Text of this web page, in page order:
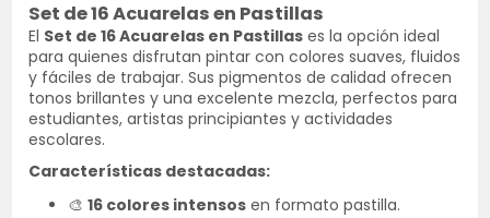
Set de 16 Acuarelas en Pastillas
El Set de 16 Acuarelas en Pastillas es la opción ideal
para quienes disfrutan pintar con colores suaves, fluidos
y fáciles de trabajar. Sus pigmentos de calidad ofrecen
tonos brillantes y una excelente mezcla, perfectos para
estudiantes, artistas principiantes y actividades
escolares.
Características destacadas:
🎨16 colores intensos en formato pastilla.